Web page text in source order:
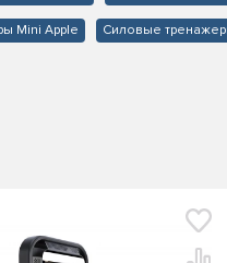
Mini Apple Силовые